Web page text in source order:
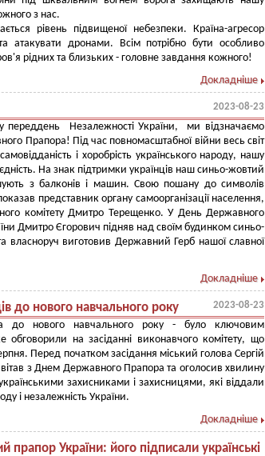
з нас.
рівень підвищеної небезпеки. Країна-агресор
атакувати дронами. Всім потрібно бути особливо
рідних та близьких - головне завдання кожного!
Докладніше
2023-08-23
переддень Незалежності України, ми відзначаємо
Прапора! Під час повномасштабної війни весь світ
і хоробрість українського народу, нашу
єдність. На знак підтримки українців наш синьо-жовтий
з балконів і машин. Свою пошану до символів
представник органу самоорганізації населення,
комітету Дмитро Терещенко. У День Державного
Дмитро Єгорович підняв над своїм будинком синьо-
власноруч виготовив Державний Герб нашої славної
Докладніше
до нового навчального року 2023-08-23
до нового навчального року - було ключовим
обговорили на засіданні виконавчого комітету, що
Перед початком засідання міський голова Сергій
з Днем Державного Прапора та оголосив хвилину
захисниками і захисницями, які віддали
і незалежність України.
Докладніше
прапор України: його підписали українські